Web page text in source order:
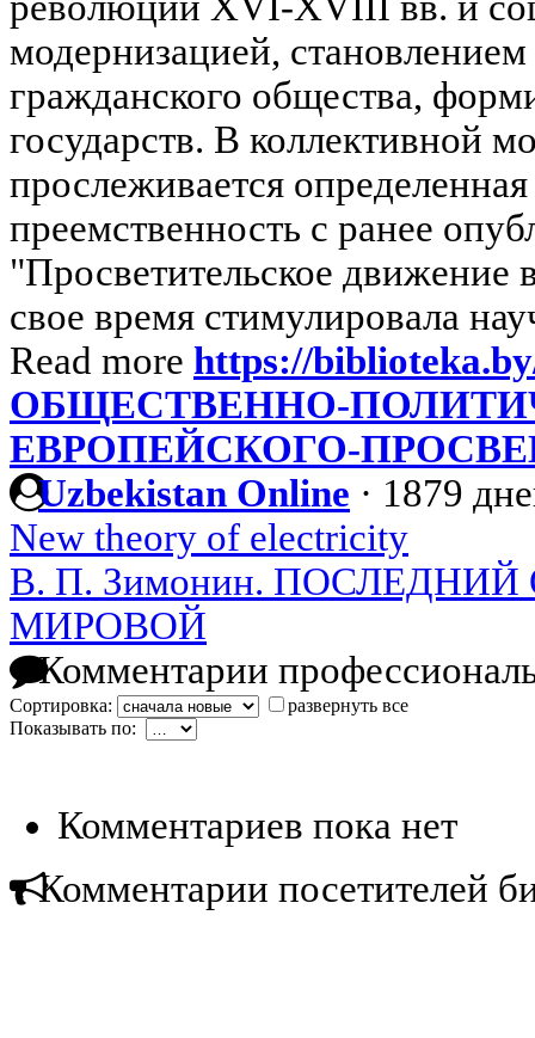
модернизацией,
гражданского общества,
государств. В коллективной
прослеживается
преемственность с ранее
"Просветительское движение
свое время стимулировала
Read more https://
ОБЩЕСТВЕННО-
ЕВРОПЕЙСКОГО-
Uzbekistan Online · 1879
New theory of electricity
В. П. Зимонин.
МИРОВОЙ
Комментарии
Сортировка:
развернуть все
Показывать по:
Комментариев пока нет
Комментарии посетителей